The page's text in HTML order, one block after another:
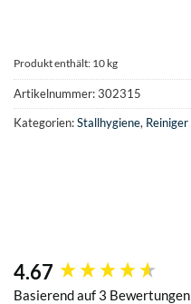
Produkt enthält: 10 kg
Artikelnummer:302315
Kategorien:Stallhygiene, Reiniger
4.67
Basierend auf 3 Bewertungen
New content loaded